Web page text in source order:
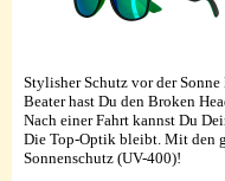
Stylisher Schutz vor der
Beater hast Du den Broken
Nach einer Fahrt kannst Du
Die Top-Optik bleibt. Mit den
Sonnenschutz (UV-400)!